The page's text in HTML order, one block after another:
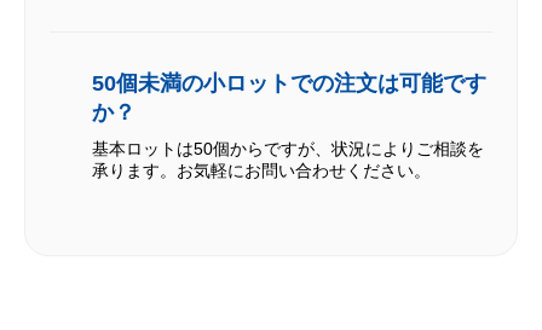
50個未満の小ロットでの注文は可能です
か？
基本ロットは50個からですが、状況によりご相談を
承ります。お気軽にお問い合わせください。